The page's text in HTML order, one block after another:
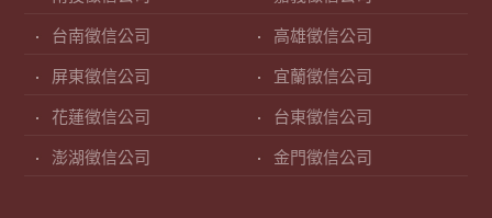
台南徵信公司 高雄徵信公司
屏東徵信公司 宜蘭徵信公司
花蓮徵信公司 台東徵信公司
澎湖徵信公司 金門徵信公司